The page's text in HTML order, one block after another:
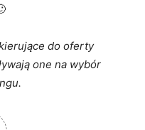
do oferty
one na wybór